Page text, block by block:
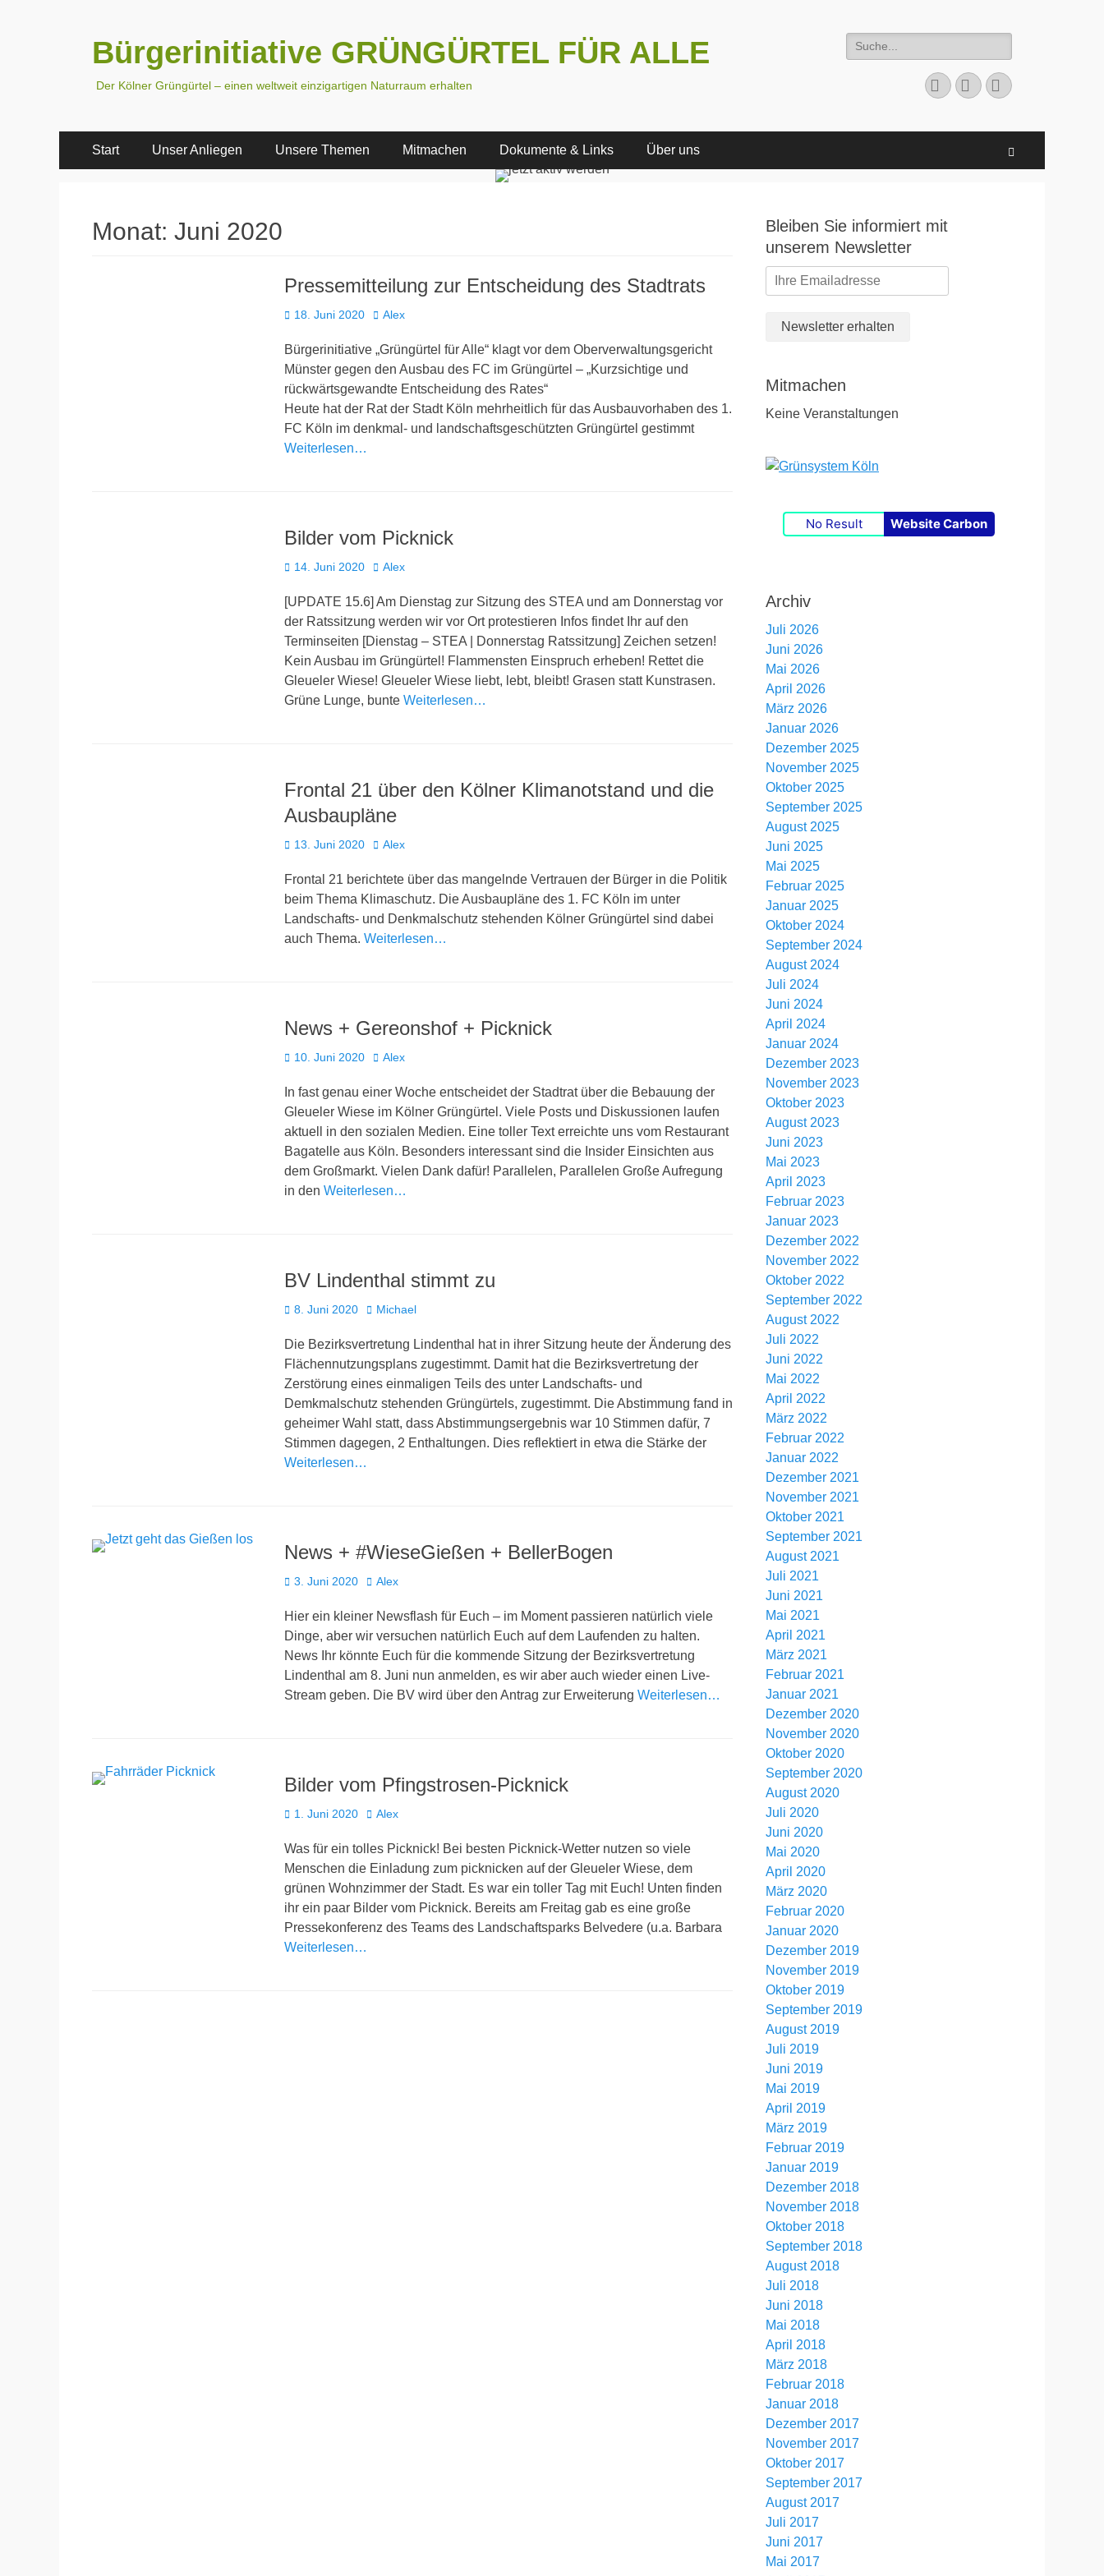
Bürgerinitiative GRÜNGÜRTEL FÜR ALLE
Der Kölner Grüngürtel – einen weltweit einzigartigen Naturraum erhalten
Suchen
nach:
Facebook
E-
Mail
Instagram
Primäres
Menü
Start Unser Anliegen Unsere Themen Mitmachen Dokumente & Links Über uns
Monat: Juni 2020
Pressemitteilung zur Entscheidung des Stadtrats
Veröffentlicht
18. Juni 2020 Autor
Alex
Bürgerinitiative „Grüngürtel für Alle“ klagt vor dem Oberverwaltungsgericht
Münster gegen den Ausbau des FC im Grüngürtel – „Kurzsichtige und
rückwärtsgewandte Entscheidung des Rates“
Heute hat der Rat der Stadt Köln mehrheitlich für das Ausbauvorhaben des 1.
FC Köln im denkmal- und landschaftsgeschützten Grüngürtel gestimmt
Weiterlesen…
Bilder vom Picknick
Veröffentlicht
14. Juni 2020 Autor
Alex
[UPDATE 15.6] Am Dienstag zur Sitzung des STEA und am Donnerstag vor
der Ratssitzung werden wir vor Ort protestieren Infos findet Ihr auf den
Terminseiten [Dienstag – STEA | Donnerstag Ratssitzung] Zeichen setzen!
Kein Ausbau im Grüngürtel! Flammensten Einspruch erheben! Rettet die
Gleueler Wiese! Gleueler Wiese liebt, lebt, bleibt! Grasen statt Kunstrasen.
Grüne Lunge, bunte Weiterlesen…
Frontal 21 über den Kölner Klimanotstand und die
Ausbaupläne
Veröffentlicht
13. Juni 2020 Autor
Alex
Frontal 21 berichtete über das mangelnde Vertrauen der Bürger in die Politik
beim Thema Klimaschutz. Die Ausbaupläne des 1. FC Köln im unter
Landschafts- und Denkmalschutz stehenden Kölner Grüngürtel sind dabei
auch Thema. Weiterlesen…
News + Gereonshof + Picknick
Veröffentlicht
10. Juni 2020 Autor
Alex
In fast genau einer Woche entscheidet der Stadtrat über die Bebauung der
Gleueler Wiese im Kölner Grüngürtel. Viele Posts und Diskussionen laufen
aktuell in den sozialen Medien. Eine toller Text erreichte uns vom Restaurant
Bagatelle aus Köln. Besonders interessant sind die Insider Einsichten aus
dem Großmarkt. Vielen Dank dafür! Parallelen, Parallelen Große Aufregung
in den Weiterlesen…
BV Lindenthal stimmt zu
Veröffentlicht
8. Juni 2020 Autor
Michael
Die Bezirksvertretung Lindenthal hat in ihrer Sitzung heute der Änderung des
Flächennutzungsplans zugestimmt. Damit hat die Bezirksvertretung der
Zerstörung eines einmaligen Teils des unter Landschafts- und
Demkmalschutz stehenden Grüngürtels, zugestimmt. Die Abstimmung fand in
geheimer Wahl statt, dass Abstimmungsergebnis war 10 Stimmen dafür, 7
Stimmen dagegen, 2 Enthaltungen. Dies reflektiert in etwa die Stärke der
Weiterlesen…
News + #WieseGießen + BellerBogen
Veröffentlicht
3. Juni 2020 Autor
Alex
Hier ein kleiner Newsflash für Euch – im Moment passieren natürlich viele
Dinge, aber wir versuchen natürlich Euch auf dem Laufenden zu halten.
News Ihr könnte Euch für die kommende Sitzung der Bezirksvertretung
Lindenthal am 8. Juni nun anmelden, es wir aber auch wieder einen Live-
Stream geben. Die BV wird über den Antrag zur Erweiterung Weiterlesen…
Bilder vom Pfingstrosen-Picknick
Veröffentlicht
1. Juni 2020 Autor
Alex
Was für ein tolles Picknick! Bei besten Picknick-Wetter nutzen so viele
Menschen die Einladung zum picknicken auf der Gleueler Wiese, dem
grünen Wohnzimmer der Stadt. Es war ein toller Tag mit Euch! Unten finden
ihr ein paar Bilder vom Picknick. Bereits am Freitag gab es eine große
Pressekonferenz des Teams des Landschaftsparks Belvedere (u.a. Barbara
Weiterlesen…
Bleiben Sie informiert mit
unserem Newsletter
Mitmachen
Keine Veranstaltungen
No Result Website Carbon
Archiv
Juli 2026
Juni 2026
Mai 2026
April 2026
März 2026
Januar 2026
Dezember 2025
November 2025
Oktober 2025
September 2025
August 2025
Juni 2025
Mai 2025
Februar 2025
Januar 2025
Oktober 2024
September 2024
August 2024
Juli 2024
Juni 2024
April 2024
Januar 2024
Dezember 2023
November 2023
Oktober 2023
August 2023
Juni 2023
Mai 2023
April 2023
Februar 2023
Januar 2023
Dezember 2022
November 2022
Oktober 2022
September 2022
August 2022
Juli 2022
Juni 2022
Mai 2022
April 2022
März 2022
Februar 2022
Januar 2022
Dezember 2021
November 2021
Oktober 2021
September 2021
August 2021
Juli 2021
Juni 2021
Mai 2021
April 2021
März 2021
Februar 2021
Januar 2021
Dezember 2020
November 2020
Oktober 2020
September 2020
August 2020
Juli 2020
Juni 2020
Mai 2020
April 2020
März 2020
Februar 2020
Januar 2020
Dezember 2019
November 2019
Oktober 2019
September 2019
August 2019
Juli 2019
Juni 2019
Mai 2019
April 2019
März 2019
Februar 2019
Januar 2019
Dezember 2018
November 2018
Oktober 2018
September 2018
August 2018
Juli 2018
Juni 2018
Mai 2018
April 2018
März 2018
Februar 2018
Januar 2018
Dezember 2017
November 2017
Oktober 2017
September 2017
August 2017
Juli 2017
Juni 2017
Mai 2017